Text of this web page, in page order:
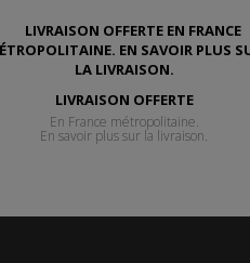
LIVRAISON OFFERTE
En France métropolitaine.
En savoir plus sur la livraison.